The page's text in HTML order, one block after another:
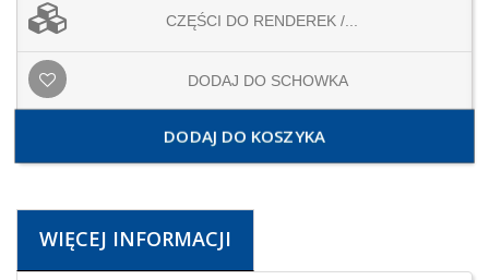
CZĘŚCI DO RENDEREK /...
DODAJ DO SCHOWKA
DODAJ DO KOSZYKA
WIĘCEJ INFORMACJI